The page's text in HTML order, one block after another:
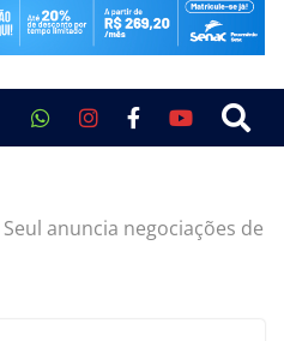
Seul anuncia negociações de